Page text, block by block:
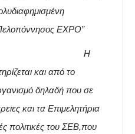
EXPO”
Η
και από το
δηλαδή που σε
και τα Επιμελητήρια
πολιτικές του ΣΕΒ,που